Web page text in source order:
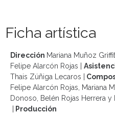
Ficha artística
Dirección Mariana Muñoz
Felipe Alarcón Rojas
Thais Zúñiga Lecaros
Felipe Alarcón Rojas, Mariana
Donoso, Belén Rojas Herrera y
Producción